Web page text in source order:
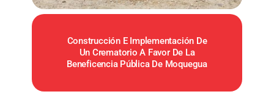
Construcción E Implementación De
Un Crematorio A Favor De La
Beneficencia Pública De Moquegua